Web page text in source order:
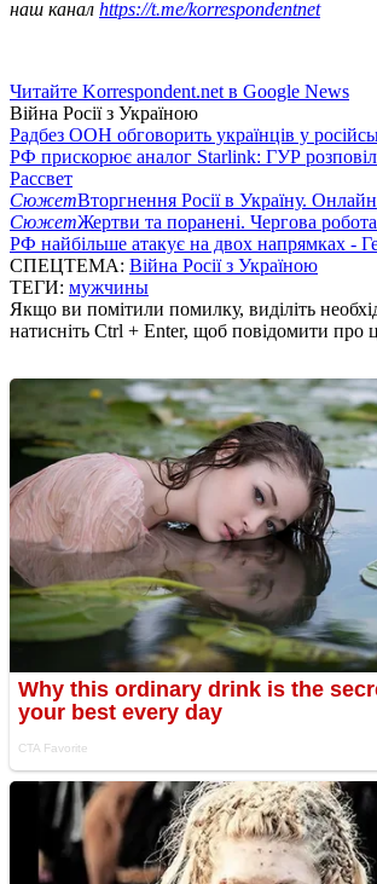
наш канал https://t.me/korrespondentnet
Читайте Korrespondent.net в Google News
Війна Росії з Україною
Радбез ООН обговорить українців у
РФ прискорює аналог Starlink: ГУР
Рассвет
СюжетВторгнення Росії в Україну. Онлайн
СюжетЖертви та поранені. Чергова
РФ найбільше атакує на двох напрямках -
СПЕЦТЕМА: Війна Росії з Україною
ТЕГИ: мужчины
Якщо ви помітили помилку, виділіть
натисніть Ctrl + Enter, щоб повідомити про